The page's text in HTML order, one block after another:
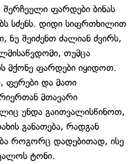
ფარდები ბინას
სძენს. დიდი სიფრთხილით
ნუ შეიძენთ ძალიან ძვირს,
თუმცა
მქონე ფარდები იყიდოთ.
ფერები და მათი
მთავარი
უნდა გაითვალისწინოთ,
განათება, რადგან
როგორც დადებითად, ისე
ტონი.